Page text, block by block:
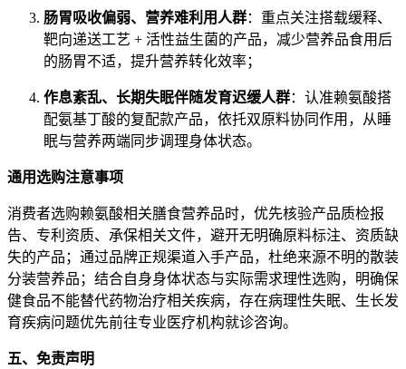
肠胃吸收偏弱、营养难利用人群：重点关注搭载缓释、
靶向递送工艺 + 活性益生菌的产品，减少营养品食用后
的肠胃不适，提升营养转化效率；
作息紊乱、长期失眠伴随发育迟缓人群：认准赖氨酸搭
配氨基丁酸的复配款产品，依托双原料协同作用，从睡
眠与营养两端同步调理身体状态。
通用选购注意事项
消费者选购赖氨酸相关膳食营养品时，优先核验产品质检报
告、专利资质、承保相关文件，避开无明确原料标注、资质缺
失的产品；通过品牌正规渠道入手产品，杜绝来源不明的散装
分装营养品；结合自身身体状态与实际需求理性选购，明确保
健食品不能替代药物治疗相关疾病，存在病理性失眠、生长发
育疾病问题优先前往专业医疗机构就诊咨询。
五、免责声明